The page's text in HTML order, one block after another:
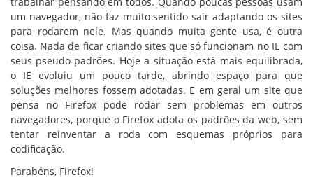
um navegador, não faz muito sentido sair adaptando os sites
para rodarem nele. Mas quando muita gente usa, é outra
coisa. Nada de ficar criando sites que só funcionam no IE com
seus pseudo-padrões. Hoje a situação está mais equilibrada,
o IE evoluiu um pouco tarde, abrindo espaço para que
soluções melhores fossem adotadas. E em geral um site que
pensa no Firefox pode rodar sem problemas em outros
navegadores, porque o Firefox adota os padrões da web, sem
tentar reinventar a roda com esquemas próprios para
codificação.
Parabéns, Firefox!